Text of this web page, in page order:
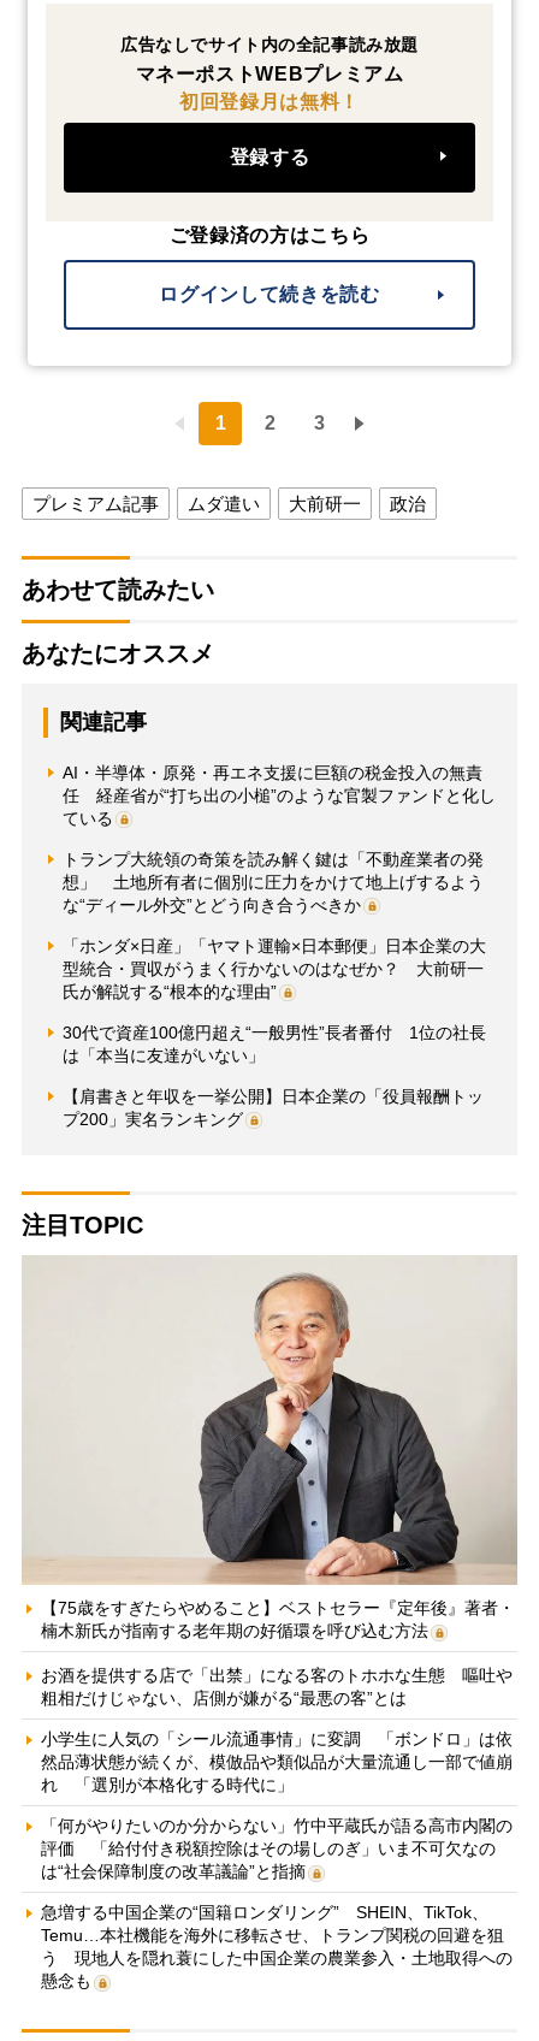
広告なしでサイト内の全記事読み放題
マネーポストWEBプレミアム
初回登録月は無料！
登録する
ご登録済の方はこちら
ログインして続きを読む
1 2 3
プレミアム記事 ムダ遣い 大前研一 政治
あわせて読みたい
あなたにオススメ
関連記事
AI・半導体・原発・再エネ支援に巨額の税金投入の無責
任 経産省が“打ち出の小槌”のような官製ファンドと化し
ている
トランプ大統領の奇策を読み解く鍵は「不動産業者の発
想」 土地所有者に個別に圧力をかけて地上げするよう
な“ディール外交”とどう向き合うべきか
「ホンダ×日産」「ヤマト運輸×日本郵便」日本企業の大
型統合・買収がうまく行かないのはなぜか？ 大前研一
氏が解説する“根本的な理由”
30代で資産100億円超え“一般男性”長者番付 1位の社長
は「本当に友達がいない」
【肩書きと年収を一挙公開】日本企業の「役員報酬トッ
プ200」実名ランキング
注目TOPIC
【75歳をすぎたらやめること】ベストセラー『定年後』著者・
楠木新氏が指南する老年期の好循環を呼び込む方法
お酒を提供する店で「出禁」になる客のトホホな生態 嘔吐や
粗相だけじゃない、店側が嫌がる“最悪の客”とは
小学生に人気の「シール流通事情」に変調 「ボンドロ」は依
然品薄状態が続くが、模倣品や類似品が大量流通し一部で値崩
れ 「選別が本格化する時代に」
「何がやりたいのか分からない」竹中平蔵氏が語る高市内閣の
評価 「給付付き税額控除はその場しのぎ」いま不可欠なの
は“社会保障制度の改革議論”と指摘
急増する中国企業の“国籍ロンダリング” SHEIN、TikTok、
Temu…本社機能を海外に移転させ、トランプ関税の回避を狙
う 現地人を隠れ蓑にした中国企業の農業参入・土地取得への
懸念も